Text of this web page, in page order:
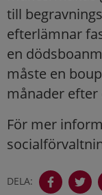
till
efterlämnar
en
måste en
månader
För mer
DELA: